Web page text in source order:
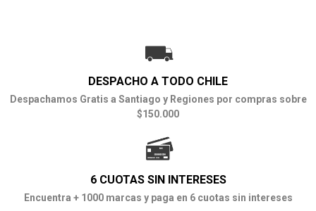
DESPACHO A TODO CHILE
Despachamos Gratis a Santiago y Regiones por compras sobre
$150.000
6 CUOTAS SIN INTERESES
Encuentra + 1000 marcas y paga en 6 cuotas sin intereses